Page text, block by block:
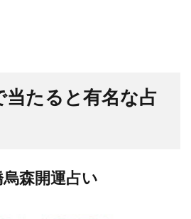
当たると有名な占
森開運占い